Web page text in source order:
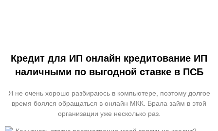
Кредит для ИП онлайн кредитование ИП
наличными по выгодной ставке в ПСБ
Я не очень хорошо разбираюсь в компьютере, поэтому долгое
время боялся обращаться в онлайн МКК. Брала займ в этой
организации уже несколько раз.